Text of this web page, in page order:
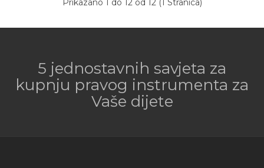
Prikazano 1 do 12 od 12 (1 Stranica)
5 jednostavnih savjeta za
kupnju pravog instrumenta za
Vaše dijete